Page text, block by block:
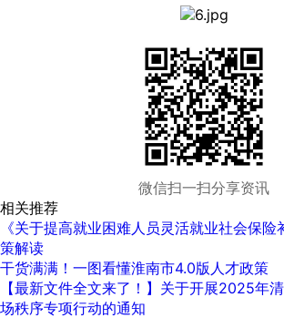
微信扫一扫分享资讯
相关推荐
《关于提高就业困难人员灵活就业社会保
策解读
干货满满！一图看懂淮南市4.0版人才政策
【最新文件全文来了！】关于开展2025年
场秩序专项行动的通知